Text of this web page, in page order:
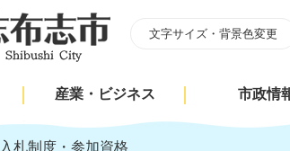
文字サイズ・背景色変更
産業・ビジネス 市政情
入札制度・参加資格